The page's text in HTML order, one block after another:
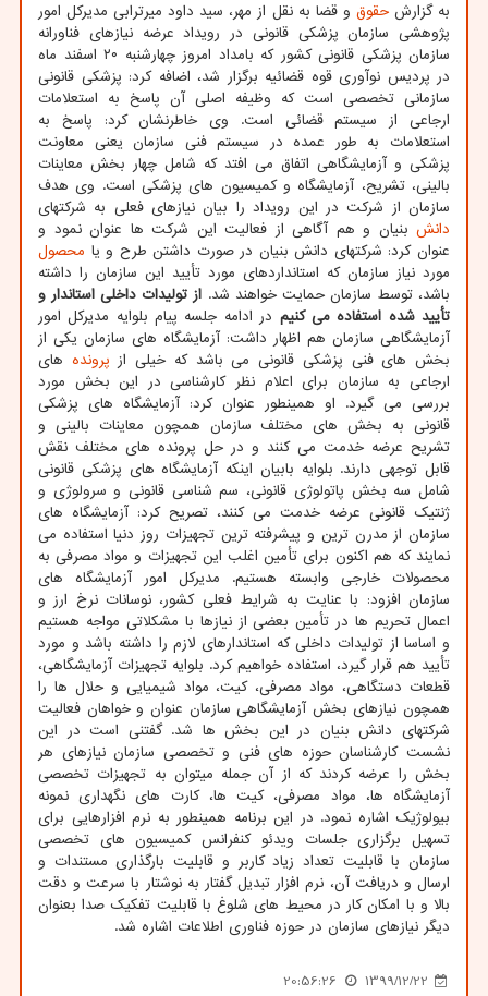
به گزارشحقوق و قضا به نقل از مهر، سید داود میرترابی مدیرکل امور
پژوهشی سازمان پزشکی قانونی در رویداد عرضه نیازهای فناورانه
سازمان پزشکی قانونی کشور که بامداد امروز چهارشنبه ۲۰ اسفند ماه
در پردیس نوآوری قوه قضائیه برگزار شد، اضافه کرد: پزشکی قانونی
سازمانی تخصصی است که وظیفه اصلی آن پاسخ به استعلامات
ارجاعی از سیستم قضائی است. وی خاطرنشان کرد: پاسخ به
استعلامات به طور عمده در سیستم فنی سازمان یعنی معاونت
پزشکی و آزمایشگاهی اتفاق می افتد که شامل چهار بخش معاینات
بالینی، تشریح، آزمایشگاه و کمیسیون های پزشکی است. وی هدف
سازمان از شرکت در این رویداد را بیان نیازهای فعلی به شرکتهای
دانش بنیان و هم آگاهی از فعالیت این شرکت ها عنوان نمود و
عنوان کرد: شرکتهای دانش بنیان در صورت داشتن طرح و یا محصول
مورد نیاز سازمان که استانداردهای مورد تأیید این سازمان را داشته
باشد، توسط سازمان حمایت خواهند شد. از تولیدات داخلی استاندار و
تأیید شده استفاده می کنیم در ادامه جلسه پیام بلوایه مدیرکل امور
آزمایشگاهی سازمان هم اظهار داشت: آزمایشگاه های سازمان یکی از
بخش های فنی پزشکی قانونی می باشد که خیلی از پرونده های
ارجاعی به سازمان برای اعلام نظر کارشناسی در این بخش مورد
بررسی می گیرد. او همینطور عنوان کرد: آزمایشگاه های پزشکی
قانونی به بخش های مختلف سازمان همچون معاینات بالینی و
تشریح عرضه خدمت می کنند و در حل پرونده های مختلف نقش
قابل توجهی دارند. بلوایه بابیان اینکه آزمایشگاه های پزشکی قانونی
شامل سه بخش پاتولوژی قانونی، سم شناسی قانونی و سرولوژی و
ژنتیک قانونی عرضه خدمت می کنند، تصریح کرد: آزمایشگاه های
سازمان از مدرن ترین و پیشرفته ترین تجهیزات روز دنیا استفاده می
نمایند که هم اکنون برای تأمین اغلب این تجهیزات و مواد مصرفی به
محصولات خارجی وابسته هستیم. مدیرکل امور آزمایشگاه های
سازمان افزود: با عنایت به شرایط فعلی کشور، نوسانات نرخ ارز و
اعمال تحریم ها در تأمین بعضی از نیازها با مشکلاتی مواجه هستیم
و اساسا از تولیدات داخلی که استاندارهای لازم را داشته باشد و مورد
تأیید هم قرار گیرد، استفاده خواهیم کرد. بلوایه تجهیزات آزمایشگاهی،
قطعات دستگاهی، مواد مصرفی، کیت، مواد شیمیایی و حلال ها را
همچون نیازهای بخش آزمایشگاهی سازمان عنوان و خواهان فعالیت
شرکتهای دانش بنیان در این بخش ها شد. گفتنی است در این
نشست کارشناسان حوزه های فنی و تخصصی سازمان نیازهای هر
بخش را عرضه کردند که از آن جمله میتوان به تجهیزات تخصصی
آزمایشگاه ها، مواد مصرفی، کیت ها، کارت های نگهداری نمونه
بیولوژیک اشاره نمود. در این برنامه همینطور به نرم افزارهایی برای
تسهیل برگزاری جلسات ویدئو کنفرانس کمیسیون های تخصصی
سازمان با قابلیت تعداد زیاد کاربر و قابلیت بارگذاری مستندات و
ارسال و دریافت آن، نرم افزار تبدیل گفتار به نوشتار با سرعت و دقت
بالا و با امکان کار در محیط های شلوغ با قابلیت تفکیک صدا بعنوان
دیگر نیازهای سازمان در حوزه فناوری اطلاعات اشاره شد.
1399/12/22
20:56:26